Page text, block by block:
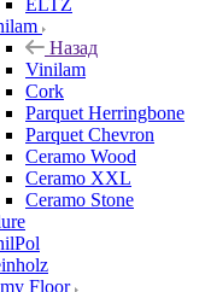
ELTZ
Назад
Vinilam
Cork
Parquet Herringbone
Parquet Chevron
Ceramo Wood
Ceramo XXL
Ceramo Stone
Floor